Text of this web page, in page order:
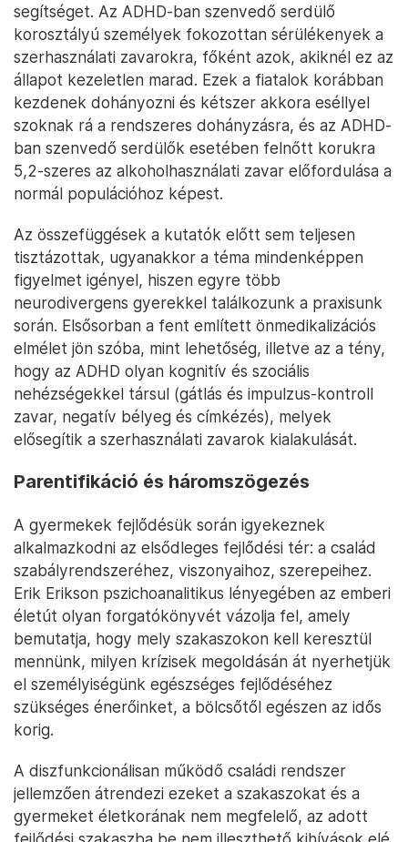
segítséget. Az ADHD-ban szenvedő serdülő
korosztályú személyek fokozottan sérülékenyek a
szerhasználati zavarokra, főként azok, akiknél ez az
állapot kezeletlen marad. Ezek a fiatalok korábban
kezdenek dohányozni és kétszer akkora eséllyel
szoknak rá a rendszeres dohányzásra, és az ADHD-
ban szenvedő serdülők esetében felnőtt korukra
5,2-szeres az alkoholhasználati zavar előfordulása a
normál populációhoz képest.
Az összefüggések a kutatók előtt sem teljesen
tisztázottak, ugyanakkor a téma mindenképpen
figyelmet igényel, hiszen egyre több
neurodivergens gyerekkel találkozunk a praxisunk
során. Elsősorban a fent említett önmedikalizációs
elmélet jön szóba, mint lehetőség, illetve az a tény,
hogy az ADHD olyan kognitív és szociális
nehézségekkel társul (gátlás és impulzus-kontroll
zavar, negatív bélyeg és címkézés), melyek
elősegítik a szerhasználati zavarok kialakulását.
Parentifikáció és háromszögezés
A gyermekek fejlődésük során igyekeznek
alkalmazkodni az elsődleges fejlődési tér: a család
szabályrendszeréhez, viszonyaihoz, szerepeihez.
Erik Erikson pszichoanalitikus lényegében az emberi
életút olyan forgatókönyvét vázolja fel, amely
bemutatja, hogy mely szakaszokon kell keresztül
mennünk, milyen krízisek megoldásán át nyerhetjük
el személyiségünk egészséges fejlődéséhez
szükséges énerőinket, a bölcsőtől egészen az idős
korig.
A diszfunkcionálisan működő családi rendszer
jellemzően átrendezi ezeket a szakaszokat és a
gyermeket életkorának nem megfelelő, az adott